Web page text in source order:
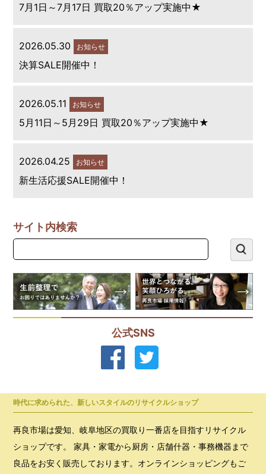
7月1日～7月17日 買取20％アップ実施中★
2026.05.30 お知らせ
決算SALE開催中！
2026.05.11 お知らせ
5月11日～5月29日 買取20％アップ実施中★
2026.04.25 お知らせ
新生活応援SALE開催中！
サイト内検索
公式SNS
時代に求められた、新しいスタイルのリサイクルショップ
再良市場は愛知、岐阜地区の買取り一番店を目指すリサイクル
ショップです。 家具・家電から厨房・店舗什器・事務機器まで
良品をお安く販売しております。オンラインショッピングもご